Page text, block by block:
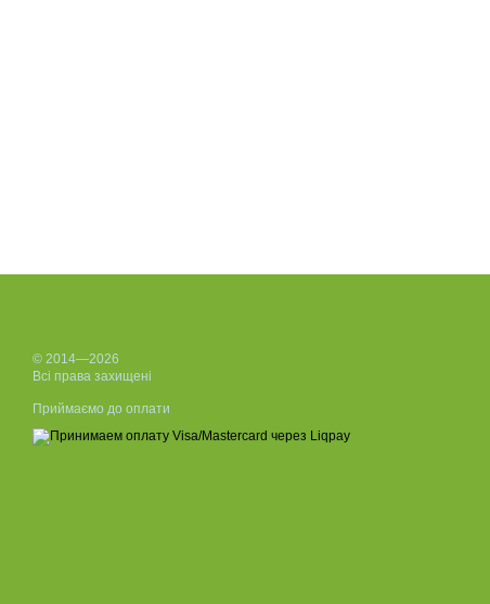
© 2014—2026
Всі права захищені
Приймаємо до оплати